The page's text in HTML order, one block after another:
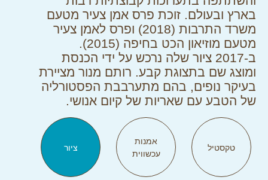
בארץ ובעולם. זוכת פרס אמן צעיר מטעם
משרד התרבות (2018) ופרס לאמן צעיר
מטעם מוזיאון הכט בחיפה (2015).
ב-2017 ציור שלה נרכש על ידי הכנסת
ומוצג שם בתצוגת קבע. רותם מנור מציירת
בעיקר נופים, בהם מתערבבת הפסטורליה
של הטבע עם שאריות של קיום אנושי.
טקסטיל
אמנות
עכשווית
ציור